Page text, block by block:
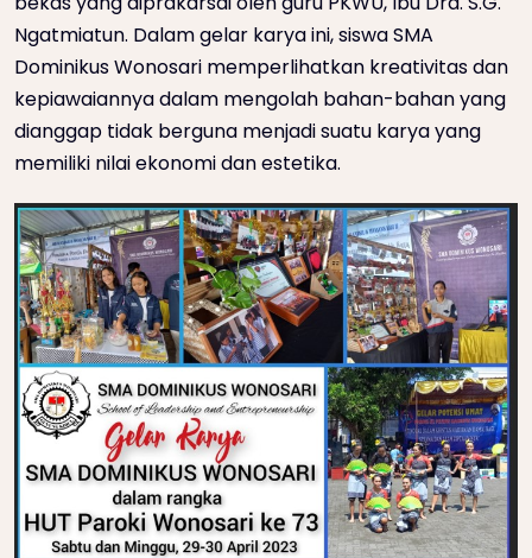
Ngatmiatun. Dalam gelar karya ini, siswa SMA
Dominikus Wonosari memperlihatkan kreativitas dan
kepiawaiannya dalam mengolah bahan-bahan yang
dianggap tidak berguna menjadi suatu karya yang
memiliki nilai ekonomi dan estetika.